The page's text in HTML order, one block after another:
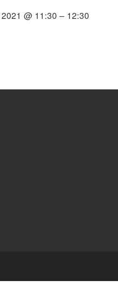
@ 11:30 – 12:30